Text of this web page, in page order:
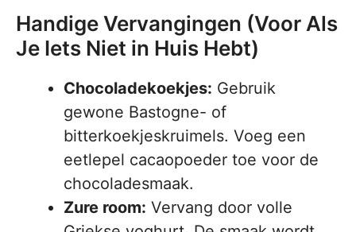
Handige Vervangingen (Voor Als
Je Iets Niet in Huis Hebt)
Chocoladekoekjes: Gebruik
gewone Bastogne- of
bitterkoekjeskruimels. Voeg een
eetlepel cacaopoeder toe voor de
chocoladesmaak.
Zure room: Vervang door volle